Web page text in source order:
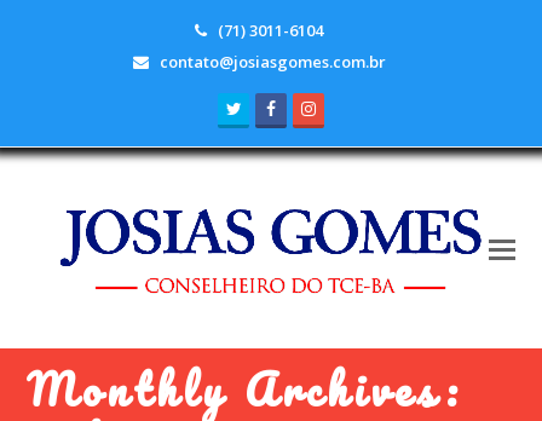
(71) 3011-6104
contato@josiasgomes.com.br
TwitterFacebook
Monthly Archives: